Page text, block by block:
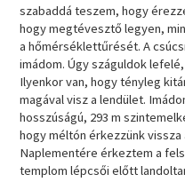
szabaddá teszem, hogy
hogy megtévesztő legyen,
a hőmérséklettűrését. A
imádom. Úgy száguldok
Ilyenkor van, hogy tényleg
magával visz a lendület.
hosszúságú, 293 m
hogy méltón érkezzünk vissza
Naplementére érkeztem a
templom lépcsői előtt